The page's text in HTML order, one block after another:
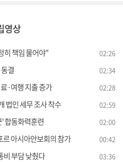
영상
히 책임 물어야" 02:26
결 02:34
·여행 지출 증가 02:28
법인 세무 조사 착수 02:59
합동화력훈련 02:00
르 아시아안보회의 참가 00:42
비 부담 낮췄다 03:36